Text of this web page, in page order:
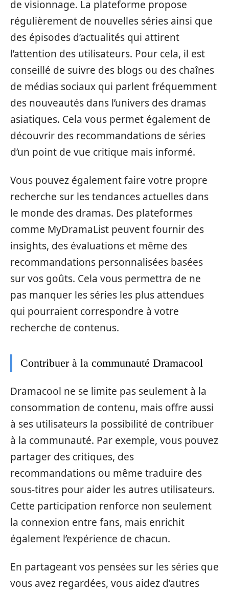
de visionnage. La plateforme propose
régulièrement de nouvelles séries ainsi que
des épisodes d’actualités qui attirent
l’attention des utilisateurs. Pour cela, il est
conseillé de suivre des blogs ou des chaînes
de médias sociaux qui parlent fréquemment
des nouveautés dans l’univers des dramas
asiatiques. Cela vous permet également de
découvrir des recommandations de séries
d’un point de vue critique mais informé.
Vous pouvez également faire votre propre
recherche sur les tendances actuelles dans
le monde des dramas. Des plateformes
comme MyDramaList peuvent fournir des
insights, des évaluations et même des
recommandations personnalisées basées
sur vos goûts. Cela vous permettra de ne
pas manquer les séries les plus attendues
qui pourraient correspondre à votre
recherche de contenus.
Contribuer à la communauté Dramacool
Dramacool ne se limite pas seulement à la
consommation de contenu, mais offre aussi
à ses utilisateurs la possibilité de contribuer
à la communauté. Par exemple, vous pouvez
partager des critiques, des
recommandations ou même traduire des
sous-titres pour aider les autres utilisateurs.
Cette participation renforce non seulement
la connexion entre fans, mais enrichit
également l’expérience de chacun.
En partageant vos pensées sur les séries que
vous avez regardées, vous aidez d’autres